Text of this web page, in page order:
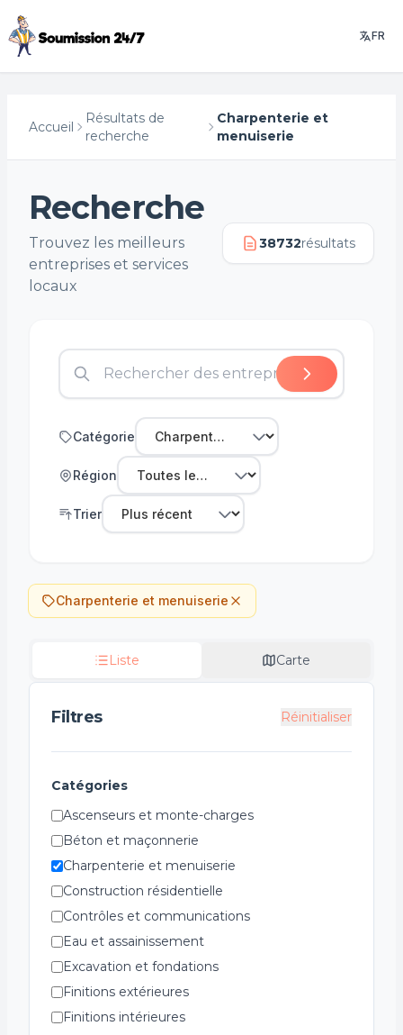
FR
Accueil
Résultats de
recherche
Charpenterie et
menuiserie
Recherche
Trouvez les meilleurs
entreprises et services
locaux
38732résultats
Catégorie
Région
Trier
Charpenterie et menuiserie
Liste Carte
Filtres Réinitialiser
Catégories
Ascenseurs et monte-charges
Béton et maçonnerie
Charpenterie et menuiserie
Construction résidentielle
Contrôles et communications
Eau et assainissement
Excavation et fondations
Finitions extérieures
Finitions intérieures